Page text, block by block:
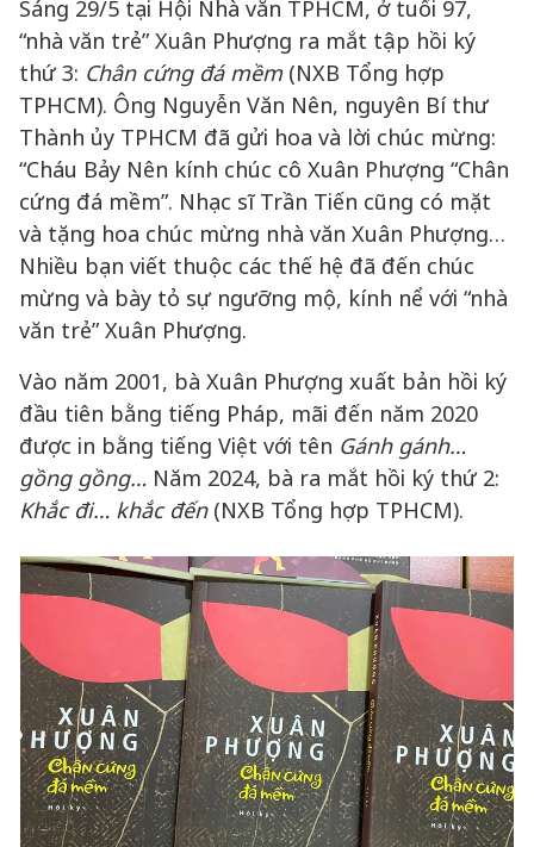
Sáng 29/5 tại Hội Nhà văn TPHCM, ở tuổi 97,
“nhà văn trẻ” Xuân Phượng ra mắt tập hồi ký
thứ 3: Chân cứng đá mềm(NXB Tổng hợp
TPHCM). Ông Nguyễn Văn Nên, nguyên Bí thư
Thành ủy TPHCM đã gửi hoa và lời chúc mừng:
“Cháu Bảy Nên kính chúc cô Xuân Phượng “Chân
cứng đá mềm”. Nhạc sĩ Trần Tiến cũng có mặt
và tặng hoa chúc mừng nhà văn Xuân Phượng…
Nhiều bạn viết thuộc các thế hệ đã đến chúc
mừng và bày tỏ sự ngưỡng mộ, kính nể với “nhà
văn trẻ” Xuân Phượng.
Vào năm 2001, bà Xuân Phượng xuất bản hồi ký
đầu tiên bằng tiếng Pháp, mãi đến năm 2020
được in bằng tiếng Việt với tên Gánh gánh…
gồng gồng… Năm 2024, bà ra mắt hồi ký thứ 2:
Khắc đi… khắc đến(NXB Tổng hợp TPHCM).